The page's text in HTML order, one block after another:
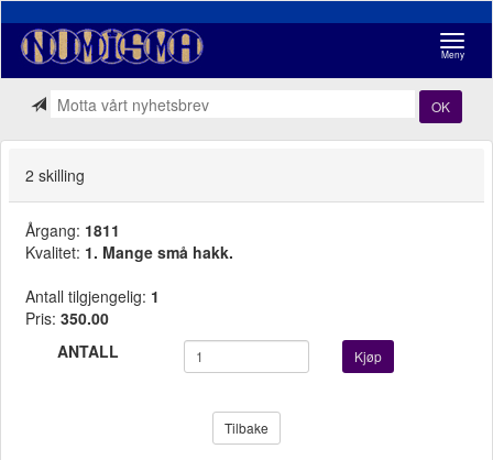
Meny
OK
2 skilling
Årgang: 1811
Kvalitet: 1. Mange små hakk.
Antall tilgjengelig: 1
Pris: 350.00
ANTALL
Kjøp
Tilbake